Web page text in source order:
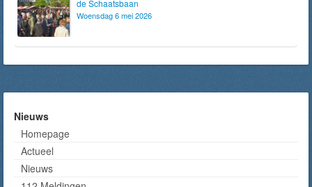
de Schaatsbaan
Woensdag 6 mei 2026
Nieuws
Homepage
Actueel
Nieuws